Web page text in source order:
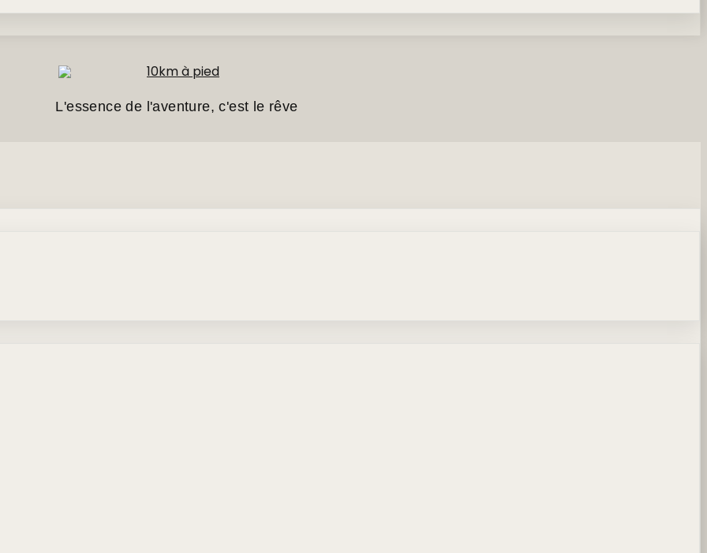
L'essence de l'aventure, c'est le rêve